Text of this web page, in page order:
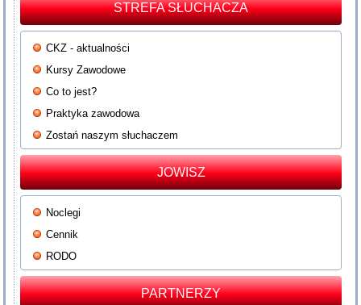
STREFA SŁUCHACZA
CKZ - aktualności
Kursy Zawodowe
Co to jest?
Praktyka zawodowa
Zostań naszym słuchaczem
JOWISZ
Noclegi
Cennik
RODO
PARTNERZY